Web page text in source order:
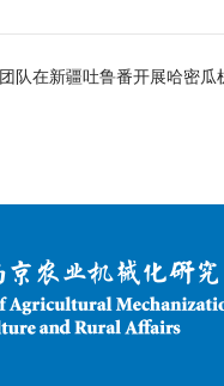
队在新疆吐鲁番开展哈密